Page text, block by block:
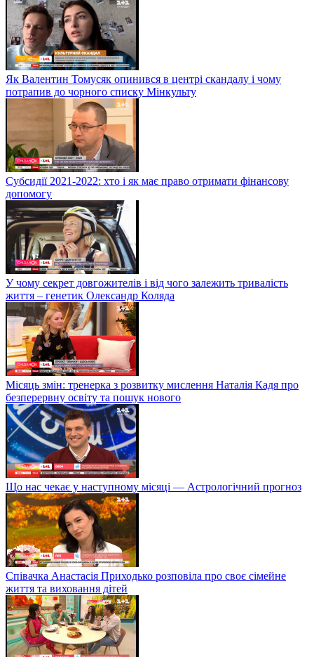
Як Валентин Томусяк опинився в центрі скандалу і чому
потрапив до чорного списку Мінкульту
Субсидії 2021-2022: хто і як має право отримати фінансову
допомогу
У чому секрет довгожителів і від чого залежить тривалість
життя – генетик Олександр Коляда
Місяць змін: тренерка з розвитку мислення Наталія Кадя про
безперервну освіту та пошук нового
Що нас чекає у наступному місяці — Астрологічний прогноз
Співачка Анастасія Приходько розповіла про своє сімейне
життя та виховання дітей